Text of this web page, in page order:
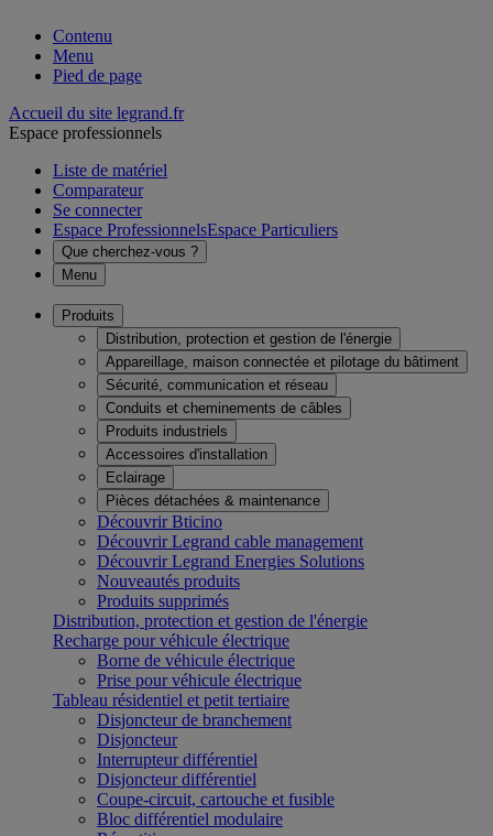
Contenu
Menu
Pied de page
Accueil du site legrand.fr
Espace professionnels
Liste de matériel
Comparateur
Se connecter
Espace ProfessionnelsEspace Particuliers
Que cherchez-vous ?
Menu
Produits
Distribution, protection et gestion de l'énergie
Appareillage, maison connectée et pilotage du bâtiment
Sécurité, communication et réseau
Conduits et cheminements de câbles
Produits industriels
Accessoires d'installation
Eclairage
Pièces détachées & maintenance
Découvrir Bticino
Découvrir Legrand cable management
Découvrir Legrand Energies Solutions
Nouveautés produits
Produits supprimés
Distribution, protection et gestion de l'énergie
Recharge pour véhicule électrique
Borne de véhicule électrique
Prise pour véhicule électrique
Tableau résidentiel et petit tertiaire
Disjoncteur de branchement
Disjoncteur
Interrupteur différentiel
Disjoncteur différentiel
Coupe-circuit, cartouche et fusible
Bloc différentiel modulaire